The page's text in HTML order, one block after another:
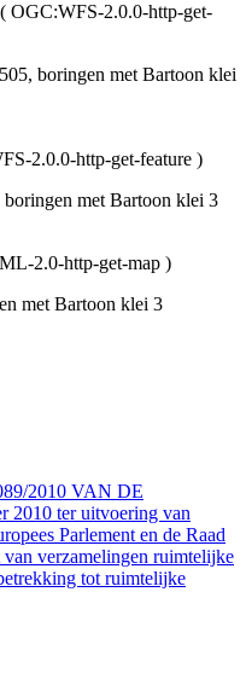
( OGC:WFS-2.0.0-http-get-
boringen met Bartoon klei
2.0.0-http-get-feature )
met Bartoon klei 3
2.0-http-get-map )
met Bartoon klei 3
2010 VAN DE
2010 ter uitvoering van
Parlement en de Raad
verzamelingen ruimtelijke
tot ruimtelijke